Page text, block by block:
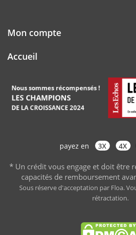
Mon compte
Accueil
payez en 3X 4X
* Un crédit vous engage et doit être
capacités de remboursement
Sous réserve d'acceptation par Floa.
rétractation.